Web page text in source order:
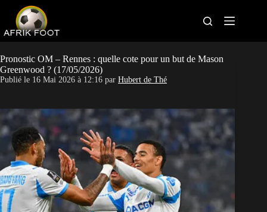
p
o
c
o
e
Bonus bookmakers
APK paris sportifs
Sites paris sportifs
Pronostics foot
Actus Foot
Pronostic OM – Rennes : quelle cote pour un but de Mason
Greenwood ? (17/05/2026)
Publié le 16 Mai 2026 à 12:16 par Hubert de Thé